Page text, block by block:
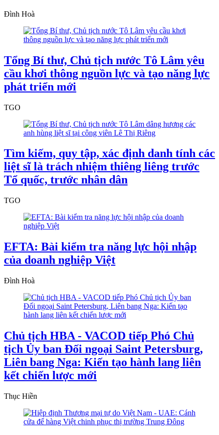
Đình Hoà
Tổng Bí thư, Chủ tịch nước Tô Lâm yêu
cầu khơi thông nguồn lực và tạo năng lực
phát triển mới
TGO
Tìm kiếm, quy tập, xác định danh tính các
liệt sĩ là trách nhiệm thiêng liêng trước
Tổ quốc, trước nhân dân
TGO
EFTA: Bài kiểm tra năng lực hội nhập
của doanh nghiệp Việt
Đình Hoà
Chủ tịch HBA - VACOD tiếp Phó Chủ
tịch Ủy ban Đối ngoại Saint Petersburg,
Liên bang Nga: Kiến tạo hành lang liên
kết chiến lược mới
Thục Hiền